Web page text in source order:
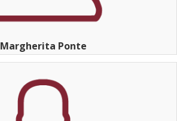
Margherita Ponte